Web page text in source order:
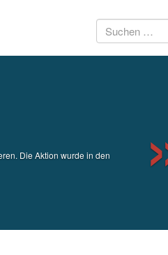
Suchen
Die Aktion wurde in den